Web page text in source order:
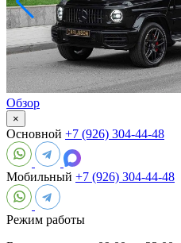
Обзор
×
Основной +7 (926) 304-44-48
Мобильный +7 (926) 304-44-48
Режим работы